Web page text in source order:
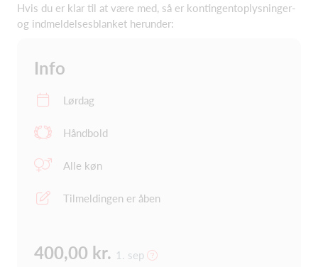
Hvis du er klar til at være med, så er kontingentoplysninger-
og indmeldelsesblanket herunder:
Info
Lørdag
Håndbold
Alle køn
Tilmeldingen er åben
400,00 kr. 1. sep